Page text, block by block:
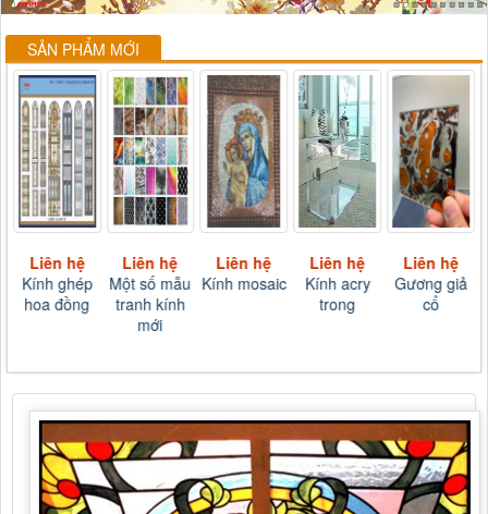
SẢN PHẨM MỚI
Liên hệ
Kính ghép
hoa đồng
Liên hệ
Một số mẫu
tranh kính
mới
Liên hệ
Kính mosaic
Liên hệ
Kính acry
trong
Liên hệ
Gương giả
cổ